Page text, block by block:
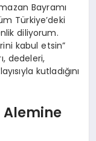
Bayramı
Türkiye’deki
diliyorum.
kabul etsin”
dedeleri,
kutladığını
Alemine